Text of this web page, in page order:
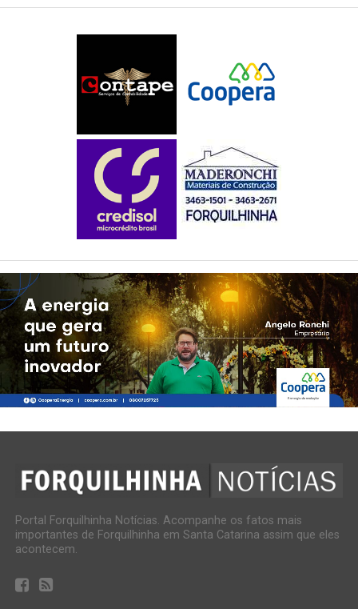
Portal Forquilhinha Notícias. Acompanhe os fatos mais
importantes de Forquilhinha em Santa Catarina assim que eles
acontecem.